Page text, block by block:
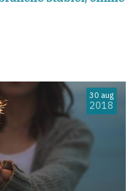
30 aug
2018